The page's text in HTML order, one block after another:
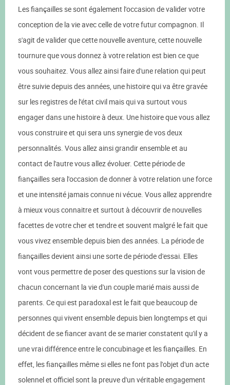
Les fiançailles se sont également l'occasion de valider votre
conception de la vie avec celle de votre futur compagnon. Il
s'agit de valider que cette nouvelle aventure, cette nouvelle
tournure que vous donnez à votre relation est bien ce que
vous souhaitez. Vous allez ainsi faire d'une relation qui peut
être suivie depuis des années, une histoire qui va être gravée
sur les registres de l'état civil mais qui va surtout vous
engager dans une histoire à deux. Une histoire que vous allez
vous construire et qui sera uns synergie de vos deux
personnalités. Vous allez ainsi grandir ensemble et au
contact de l'autre vous allez évoluer. Cette période de
fiançailles sera l'occasion de donner à votre relation une force
et une intensité jamais connue ni vécue. Vous allez apprendre
à mieux vous connaitre et surtout à découvrir de nouvelles
facettes de votre cher et tendre et souvent malgré le fait que
vous vivez ensemble depuis bien des années. La période de
fiançailles devient ainsi une sorte de période d'essai. Elles
vont vous permettre de poser des questions sur la vision de
chacun concernant la vie d'un couple marié mais aussi de
parents. Ce qui est paradoxal est le fait que beaucoup de
personnes qui vivent ensemble depuis bien longtemps et qui
décident de se fiancer avant de se marier constatent qu'il y a
une vrai différence entre le concubinage et les fiançailles. En
effet, les fiançailles même si elles ne font pas l'objet d'un acte
solennel et officiel sont la preuve d'un véritable engagement